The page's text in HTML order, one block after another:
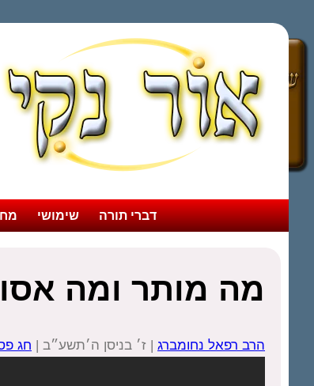
דברי תורה שימושי
מה מותר ומה
הרב רפאל נחומברג | ז׳ בניסן ה׳תשע״ב | חג